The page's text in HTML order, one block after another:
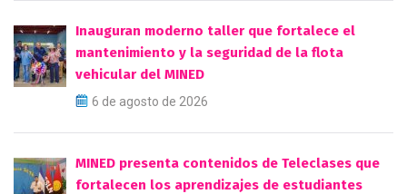
Inauguran moderno taller que fortalece el
mantenimiento y la seguridad de la flota
vehicular del MINED
6 de agosto de 2026
MINED presenta contenidos de Teleclases que
fortalecen los aprendizajes de estudiantes